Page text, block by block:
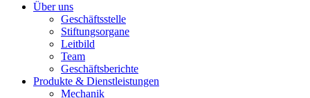
Über uns
Geschäftsstelle
Stiftungsorgane
Leitbild
Team
Geschäftsberichte
Produkte & Dienstleistungen
Mechanik